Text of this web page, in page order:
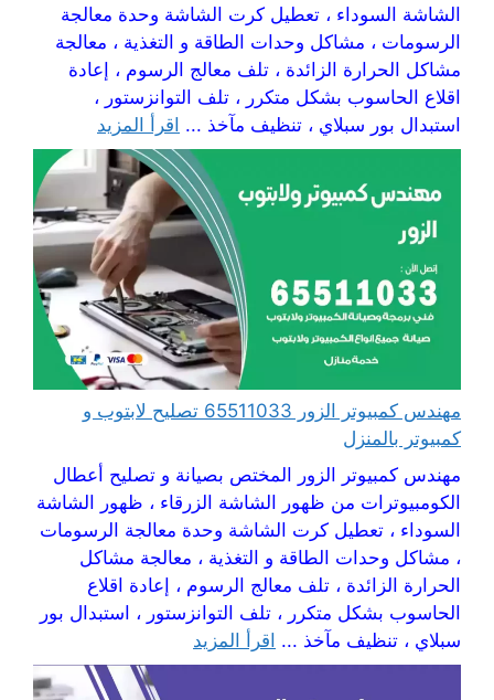
الشاشة السوداء ، تعطيل كرت الشاشة وحدة معالجة
الرسومات ، مشاكل وحدات الطاقة و التغذية ، معالجة
مشاكل الحرارة الزائدة ، تلف معالج الرسوم ، إعادة
اقلاع الحاسوب بشكل متكرر ، تلف التوانزستور ،
استبدال بور سبلاي ، تنظيف مآخذ ... اقرأ المزيد
مهندس كمبيوتر الزور 65511033 تصليح لابتوب و
كمبيوتر بالمنزل
مهندس كمبيوتر الزور المختص بصيانة و تصليح أعطال
الكومبيوترات من ظهور الشاشة الزرقاء ، ظهور الشاشة
السوداء ، تعطيل كرت الشاشة وحدة معالجة الرسومات
، مشاكل وحدات الطاقة و التغذية ، معالجة مشاكل
الحرارة الزائدة ، تلف معالج الرسوم ، إعادة اقلاع
الحاسوب بشكل متكرر ، تلف التوانزستور ، استبدال بور
سبلاي ، تنظيف مآخذ ... اقرأ المزيد